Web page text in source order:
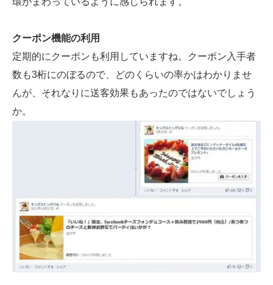
クーポン機能の利用
定期的にクーポンも利用していますね。クーポン入手者
数も3桁にのぼるので、どのくらいの率かはわかりませ
んが、それなりに送客効果もあったのではないでしょう
か。